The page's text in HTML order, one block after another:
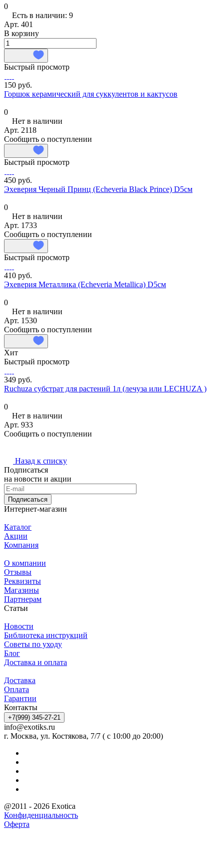
0
Есть в наличии: 9
Арт. 401
В корзину
Быстрый просмотр
150 руб.
Горшок керамический для суккулентов и кактусов
0
Нет в наличии
Арт. 2118
Сообщить о поступлении
Быстрый просмотр
450 руб.
Эхеверия Черный Принц (Echeveria Black Prince) D5см
0
Нет в наличии
Арт. 1733
Сообщить о поступлении
Быстрый просмотр
410 руб.
Эхеверия Металлика (Echeveria Metallica) D5см
0
Нет в наличии
Арт. 1530
Сообщить о поступлении
Хит
Быстрый просмотр
349 руб.
Ruchuza субстрат для растений 1л (лечуза или LECHUZA )
0
Нет в наличии
Арт. 933
Сообщить о поступлении
Назад к списку
Подписаться
на новости и акции
Подписаться
Интернет-магазин
Каталог
Акции
Компания
О компании
Отзывы
Реквизиты
Магазины
Партнерам
Статьи
Новости
Библиотека инструкций
Советы по уходу
Блог
Доставка и оплата
Доставка
Оплата
Гарантии
Контакты
+7(999) 345-27-21
info@exotiks.ru
г. Москва, ул. Костякова, 7/7 ( с 10:00 до 20:00)
@2011 - 2026 Exotica
Конфиденциальность
Оферта